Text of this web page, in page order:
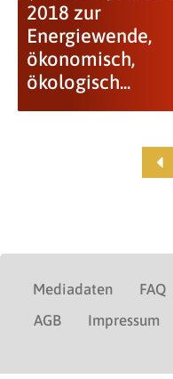
2018 zur
Energiewende,
ökonomisch,
ökologisch...
Mediadaten FAQ
AGB
Impressum